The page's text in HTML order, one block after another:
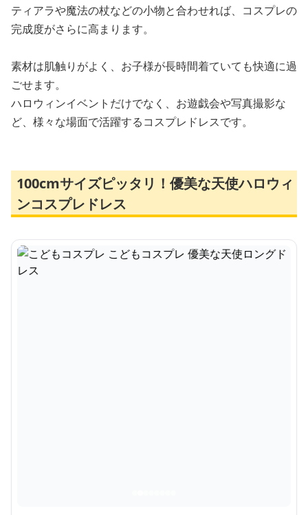
ティアラや魔法の杖などの小物と合わせれば、コスプレの
完成度がさらに高まります。
素材は肌触りがよく、お子様が長時間着ていても快適に過
ごせます。
ハロウィンイベントだけでなく、お遊戯会や写真撮影な
ど、様々な場面で活躍するコスプレドレスです。
100cmサイズピッタリ！優美な天使ハロウィ
ンコスプレドレス